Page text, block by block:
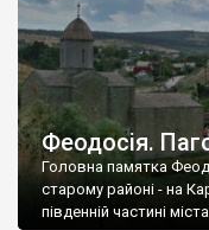
Феодосія.
Головна памятка
старому районі - на
південній частині міста.